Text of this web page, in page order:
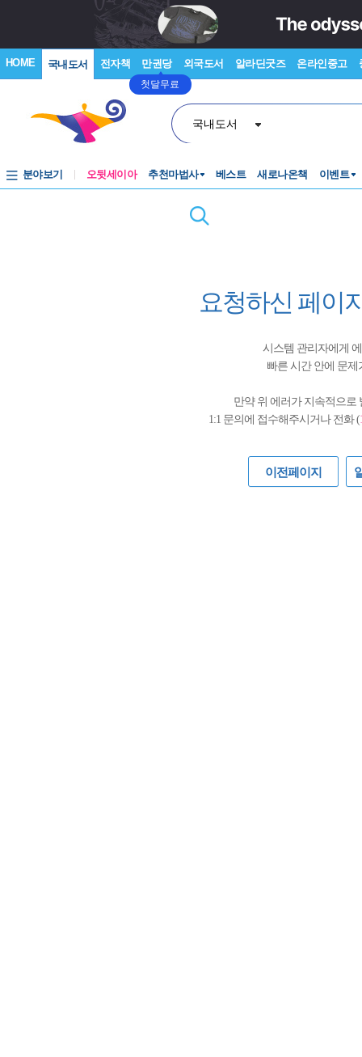
HOME 국내도서 전자책 만권당
첫달무료
외국도서 알라딘굿즈 온라인중고
국내도서
분야보기 오뒷세이아 추천마법사 베스트 새로나온책 이벤트
요청하신 페이
시스템 관리자에게
빠른 시간 안에 문
만약 위 에러가 지속적으로
1:1 문의에 접수해주시거나 전화 (
이전페이지